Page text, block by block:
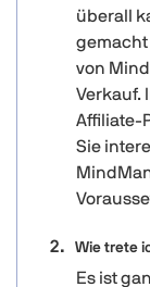
überall
gemacht
von
Verkauf.
Affiliate-
Sie
Wie trete
Es ist